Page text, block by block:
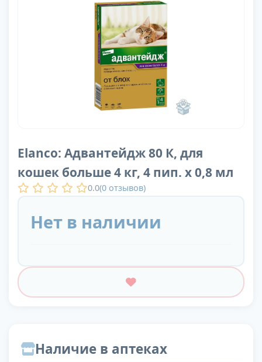
Elanco: Адвантейдж 80 К, для
кошек больше 4 кг, 4 пип. х 0,8 мл
0.0(0 отзывов)
Нет в наличии
Наличие в аптеках